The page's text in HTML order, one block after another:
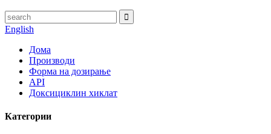
English
Дома
Производи
Форма на дозирање
API
Доксициклин хиклат
Категории